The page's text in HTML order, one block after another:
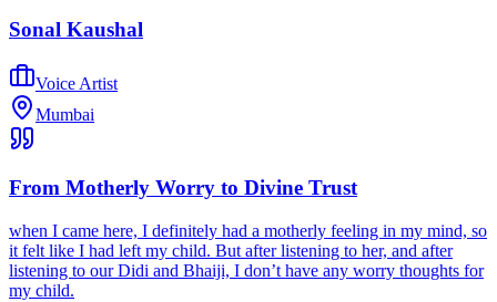
Sonal Kaushal
Voice Artist
Mumbai
From Motherly Worry to Divine Trust
when I came here, I definitely had a motherly feeling in my mind, so
it felt like I had left my child. But after listening to her, and after
listening to our Didi and Bhaiji, I don’t have any worry thoughts for
my child.